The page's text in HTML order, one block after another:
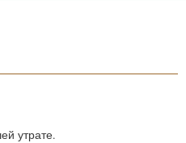
утрате.